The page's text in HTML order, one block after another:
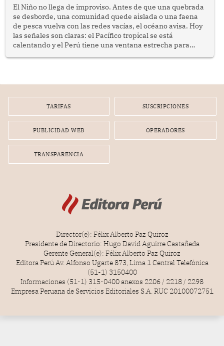
El Niño no llega de improviso. Antes de que una quebrada
se desborde, una comunidad quede aislada o una faena
de pesca vuelva con las redes vacías, el océano avisa. Hoy
las señales son claras: el Pacífico tropical se está
calentando y el Perú tiene una ventana estrecha para
TARIFAS SUSCRIPCIONES
PUBLICIDAD WEB OPERADORES
TRANSPARENCIA
Director(e): Félix Alberto Paz Quiroz
Presidente de Directorio: Hugo David Aguirre Castañeda
Gerente General(e): Félix Alberto Paz Quiroz
Editora Perú Av. Alfonso Ugarte 873, Lima 1 Central Telefónica
(51-1) 3150400
Informaciones (51-1) 315-0400 anexos 2206 / 2218 / 2298
Empresa Peruana de Servicios Editoriales S.A. RUC 20100072751